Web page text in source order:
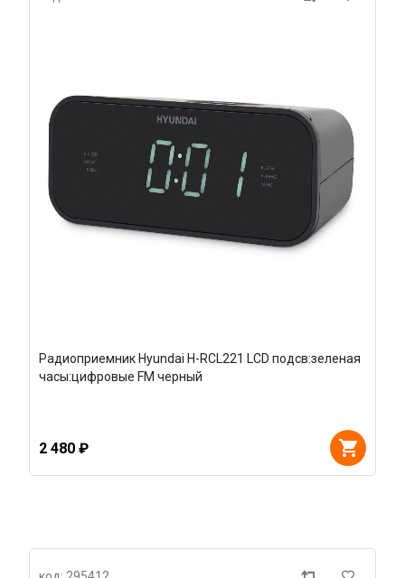
Радиоприемник Hyundai H-RCL221 LCD подсв:зеленая
часы:цифровые FM черный
2 480 ₽